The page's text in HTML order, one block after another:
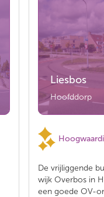
Liesbos
Hoofddorp
De vrijliggende
wijk Overbos in
een goede OV-